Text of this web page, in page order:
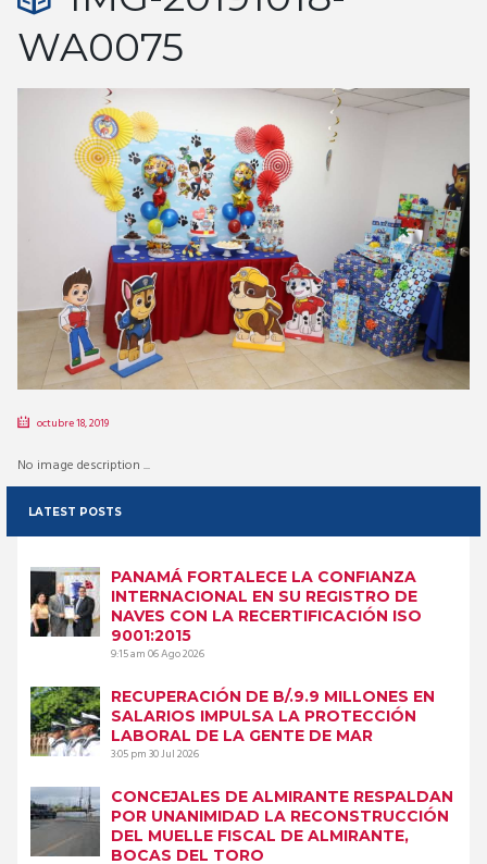
WA0075
octubre 18, 2019
No image description ...
LATEST POSTS
PANAMÁ FORTALECE LA CONFIANZA
INTERNACIONAL EN SU REGISTRO DE
NAVES CON LA RECERTIFICACIÓN ISO
9001:2015
9:15 am06 Ago 2026
RECUPERACIÓN DE B/.9.9 MILLONES EN
SALARIOS IMPULSA LA PROTECCIÓN
LABORAL DE LA GENTE DE MAR
3:05 pm30 Jul 2026
CONCEJALES DE ALMIRANTE RESPALDAN
POR UNANIMIDAD LA RECONSTRUCCIÓN
DEL MUELLE FISCAL DE ALMIRANTE,
BOCAS DEL TORO